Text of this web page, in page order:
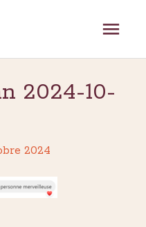
2024-10-
2024